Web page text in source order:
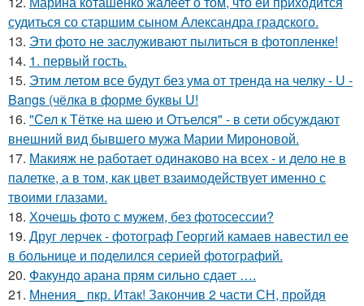
судиться со старшим сыном Александра градского.
13. Эти фото не заслуживают пылиться в фотопленке!
14. 1. первый гость.
15. Этим летом все будут без ума от тренда на челку - U -
Bangs (чёлка в форме буквы U!
16. "Сел к Тётке на шею и Отъелся" - в сети обсуждают
внешний вид бывшего мужа Марии Мироновой.
17. Макияж не работает одинаково на всех - и дело не в
палетке, а в том, как цвет взаимодействует именно с
твоими глазами.
18. Хочешь фото с мужем, без фотосессии?
19. Друг лерчек - фотограф Георгий камаев навестил ее
в больнице и поделился серией фотографий.
20. Факундо арана прям сильно сдает ….
21. Мнения_ пкр. Итак! Закончив 2 части СН, пройдя